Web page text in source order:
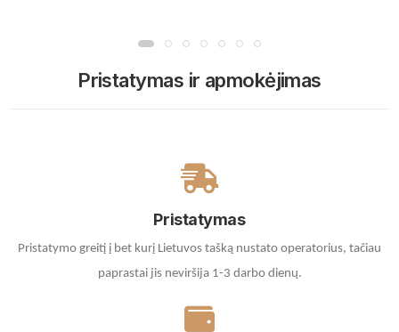
Pristatymas ir apmokėjimas
Pristatymas
Pristatymo greitį į bet kurį Lietuvos tašką nustato operatorius, tačiau
paprastai jis neviršija 1-3 darbo dienų.